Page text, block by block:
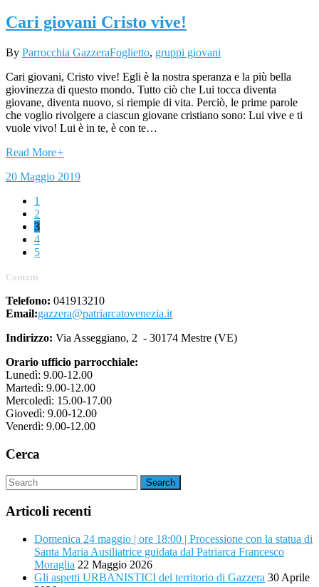
Cari giovani Cristo vive!
By Parrocchia GazzeraFoglietto, gruppi giovani
Cari giovani, Cristo vive! Egli è la nostra speranza e la più bella
giovinezza di questo mondo. Tutto ciò che Lui tocca diventa
giovane, diventa nuovo, si riempie di vita. Perciò, le prime parole
che voglio rivolgere a ciascun giovane cristiano sono: Lui vive e ti
vuole vivo! Lui è in te, è con te…
Read More+
20 Maggio 2019
1
2
3
4
5
Contatti
Telefono: 041913210
Email:gazzera@patriarcatovenezia.it
Indirizzo: Via Asseggiano, 2 - 30174 Mestre (VE)
Orario ufficio parrocchiale:
Lunedì: 9.00-12.00
Martedì: 9.00-12.00
Mercoledì: 15.00-17.00
Giovedì: 9.00-12.00
Venerdì: 9.00-12.00
Cerca
Articoli recenti
Domenica 24 maggio | ore 18:00 | Processione con la statua di
Santa Maria Ausiliatrice guidata dal Patriarca Francesco
Moraglia 22 Maggio 2026
Gli aspetti URBANISTICI del territorio di Gazzera 30 Aprile